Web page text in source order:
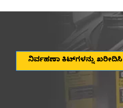
ನಿರ್ವಹಣಾ ಕಿಟ್‌ಗಳನ್ನು ಖರೀದಿಸಿ